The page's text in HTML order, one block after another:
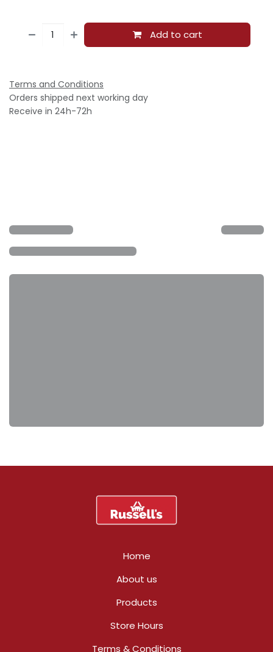
Add to cart
Terms and Conditions
Orders shipped next working day
Receive in 24h-72h
Home
About us
Products
Store Hours
Terms & Conditions